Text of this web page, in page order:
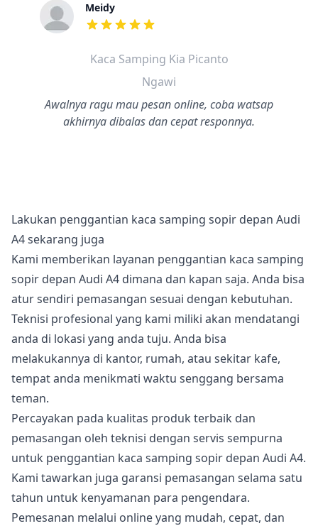
Meidy
dari ulasan adalah bintang lima
Kaca Samping Kia Picanto
Ngawi
Awalnya ragu mau pesan online, coba watsap
akhirnya dibalas dan cepat responnya.
Lakukan penggantian kaca samping sopir depan Audi
A4 sekarang juga
Kami memberikan layanan penggantian kaca samping
sopir depan Audi A4 dimana dan kapan saja. Anda bisa
atur sendiri pemasangan sesuai dengan kebutuhan.
Teknisi profesional yang kami miliki akan mendatangi
anda di lokasi yang anda tuju. Anda bisa
melakukannya di kantor, rumah, atau sekitar kafe,
tempat anda menikmati waktu senggang bersama
teman.
Percayakan pada kualitas produk terbaik dan
pemasangan oleh teknisi dengan servis sempurna
untuk penggantian kaca samping sopir depan Audi A4.
Kami tawarkan juga garansi pemasangan selama satu
tahun untuk kenyamanan para pengendara.
Pemesanan melalui online yang mudah, cepat, dan